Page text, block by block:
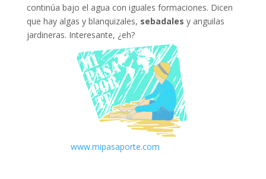
continúa bajo el agua con iguales formaciones. Dicen
que hay algas y blanquizales, sebadales y anguilas
jardineras. Interesante, ¿eh?
www.mipasaporte.com